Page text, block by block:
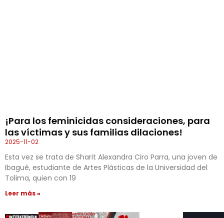
¡Para los feminicidas consideraciones, para
las víctimas y sus familias dilaciones!
2025-11-02
Esta vez se trata de Sharit Alexandra Ciro Parra, una joven de
Ibagué, estudiante de Artes Plásticas de la Universidad del
Tolima, quien con 19
Leer más »